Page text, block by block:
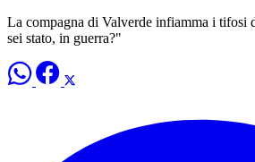
La compagna di Valverde infiamma i tifosi
sei stato, in guerra?"